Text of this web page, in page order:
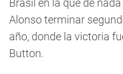
Brasil en la que de
Alonso terminar
año, donde la victoria
Button.